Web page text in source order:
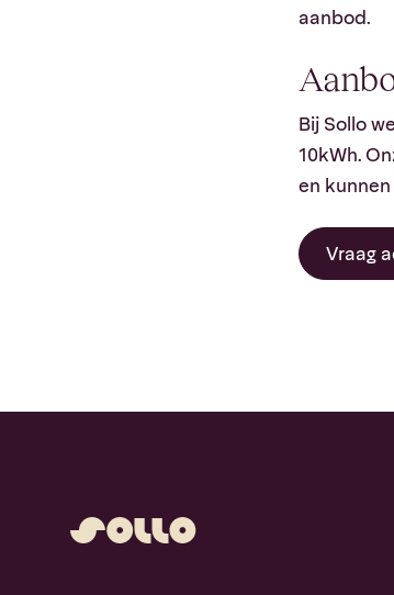
aanbod.
Bij Sollo
10kWh.
en
Vraag